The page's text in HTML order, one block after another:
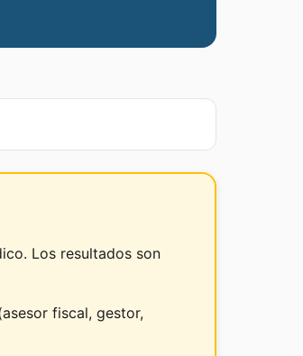
Los resultados son
fiscal, gestor,